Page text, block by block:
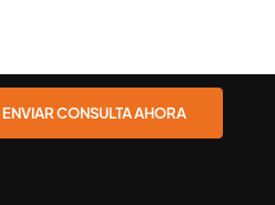
ENVIAR CONSULTA AHORA